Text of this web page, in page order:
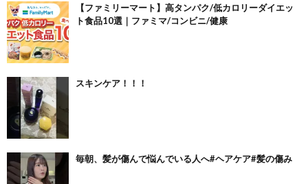
【ファミリーマート】高タンパク/低カロリーダイエッ
ト食品10選｜ファミマ/コンビニ/健康
スキンケア！！！
毎朝、髪が傷んで悩んでいる人へ#ヘアケア#髪の傷み